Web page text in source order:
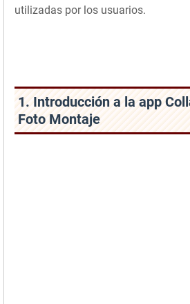
utilizadas por los usuarios.
1. Introducción a la app
Foto Montaje